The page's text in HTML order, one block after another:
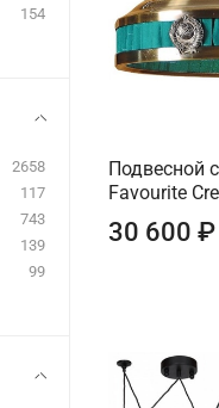
Подвесной
Favourite
30 600 ₽
154
2658
117
743
139
99